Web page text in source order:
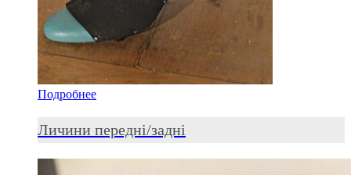
Подробнее
Личини передні/задні